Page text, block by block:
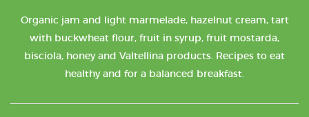
Organic jam and light marmelade, hazelnut cream, tart
with buckwheat flour, fruit in syrup, fruit mostarda,
bisciola, honey and Valtellina products. Recipes to eat
healthy and for a balanced breakfast.